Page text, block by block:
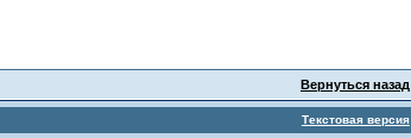
Вернуться назад
Текстовая версия